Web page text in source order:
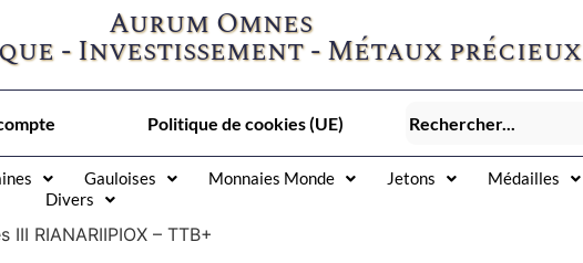
Aurum Omnes
- Investissement - Métaux précieux
Politique de cookies (UE)
Gauloises Monnaies Monde Jetons Médailles
Divers
RIANARIIPIOX – TTB+